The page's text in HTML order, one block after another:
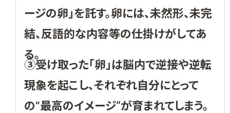
ージの卵」を託す。卵には、未然形、未完
結、反語的な内容等の仕掛けがしてあ
る。
③受け取った「卵」は脳内で逆接や逆転
現象を起こし、それぞれ自分にとって
の“最高のイメージ”が育まれてしまう。